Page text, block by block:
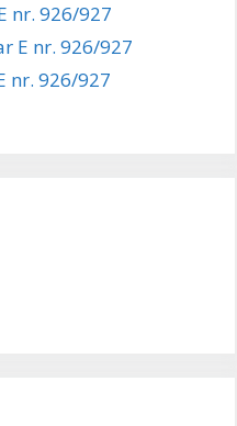
nr. 926/927
E nr. 926/927
nr. 926/927